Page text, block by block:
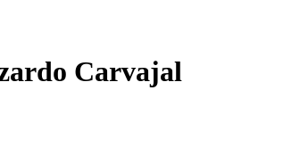
Carvajal